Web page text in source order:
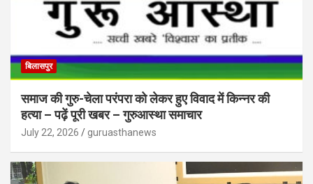
बिलासपुर
समाज की गुरु-चेला परंपरा को लेकर हुए विवाद में किन्नर की
हत्या – पढ़ें पूरी खबर – गुरुआस्था समाचार
July 22, 2026 guruasthanews